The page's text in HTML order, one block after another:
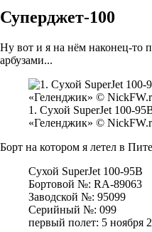
Суперджет-100
Ну вот и я на нём наконец-то
арбузами...
1. Сухой SuperJet 100-
«Геленджик» ©
Борт на котором я летел в
Сухой SuperJet 100-95B
Бортовой №: RA-89063
Заводской №: 95099
Серийный №: 099
первый полет: 5 ноября